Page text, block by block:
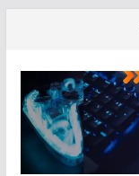
contenido